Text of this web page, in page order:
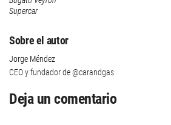
Supercar
Sobre el autor
Jorge Méndez
CEO y fundador de @carandgas
Deja un comentario